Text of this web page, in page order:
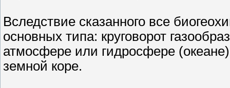
Вследствие сказанного все
основных типа: круговорот
атмосфере или гидросфере
земной коре.